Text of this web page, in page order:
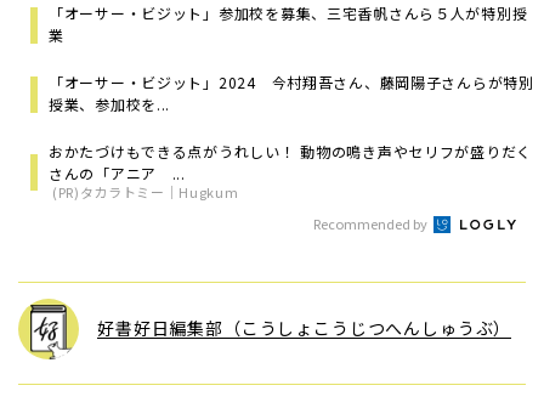
「オーサー・ビジット」参加校を募集、三宅香帆さんら５人が特別授
業
「オーサー・ビジット」2024 今村翔吾さん、藤岡陽子さんらが特別
授業、参加校を...
おかたづけもできる点がうれしい！ 動物の鳴き声やセリフが盛りだく
さんの「アニア ...
(PR)タカラトミー｜Hugkum
Recommended by
好書好日編集部（こうしょこうじつへんしゅうぶ）